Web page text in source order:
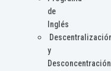
de
Inglés
y
Desconcentración